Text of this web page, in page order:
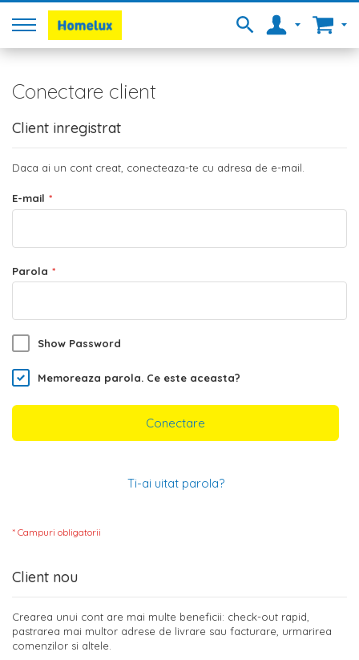
Conectare client
Client inregistrat
Daca ai un cont creat, conecteaza-te cu adresa de e-mail.
E-mail
Parola
Show Password
Memoreaza parola. Ce este aceasta?
Conectare
Ti-ai uitat parola?
Client nou
Crearea unui cont are mai multe beneficii: check-out rapid,
pastrarea mai multor adrese de livrare sau facturare, urmarirea
comenzilor si altele.